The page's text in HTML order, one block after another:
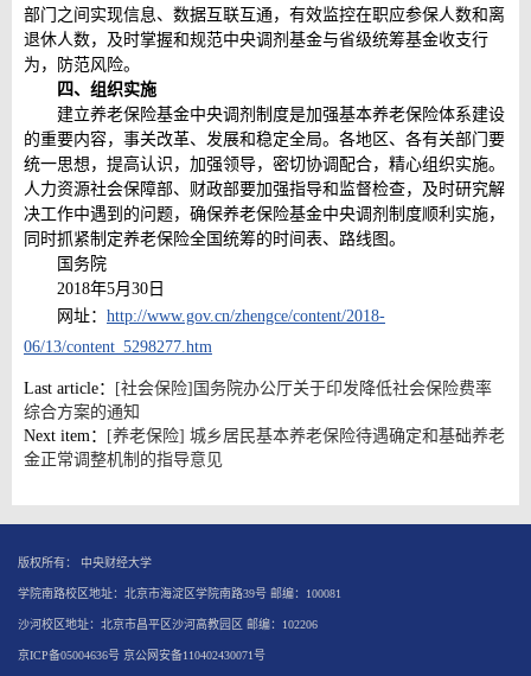
部门之间实现信息、数据互联互通，有效监控在职应参保人数和离
退休人数，及时掌握和规范中央调剂基金与省级统筹基金收支行
为，防范风险。
四、组织实施
建立养老保险基金中央调剂制度是加强基本养老保险体系建设
的重要内容，事关改革、发展和稳定全局。各地区、各有关部门要
统一思想，提高认识，加强领导，密切协调配合，精心组织实施。
人力资源社会保障部、财政部要加强指导和监督检查，及时研究解
决工作中遇到的问题，确保养老保险基金中央调剂制度顺利实施，
同时抓紧制定养老保险全国统筹的时间表、路线图。
国务院
2018年5月30日
网址： http://www.gov.cn/zhengce/content/2018-
06/13/content_5298277.htm
Last article：
[社会保险]国务院办公厅关于印发降低社会保险费率
综合方案的通知
Next item：
[养老保险] 城乡居民基本养老保险待遇确定和基础养老
金正常调整机制的指导意见
版权所有： 中央财经大学
学院南路校区地址：北京市海淀区学院南路39号 邮编：100081
沙河校区地址：北京市昌平区沙河高教园区 邮编：102206
京ICP备05004636号 京公网安备110402430071号